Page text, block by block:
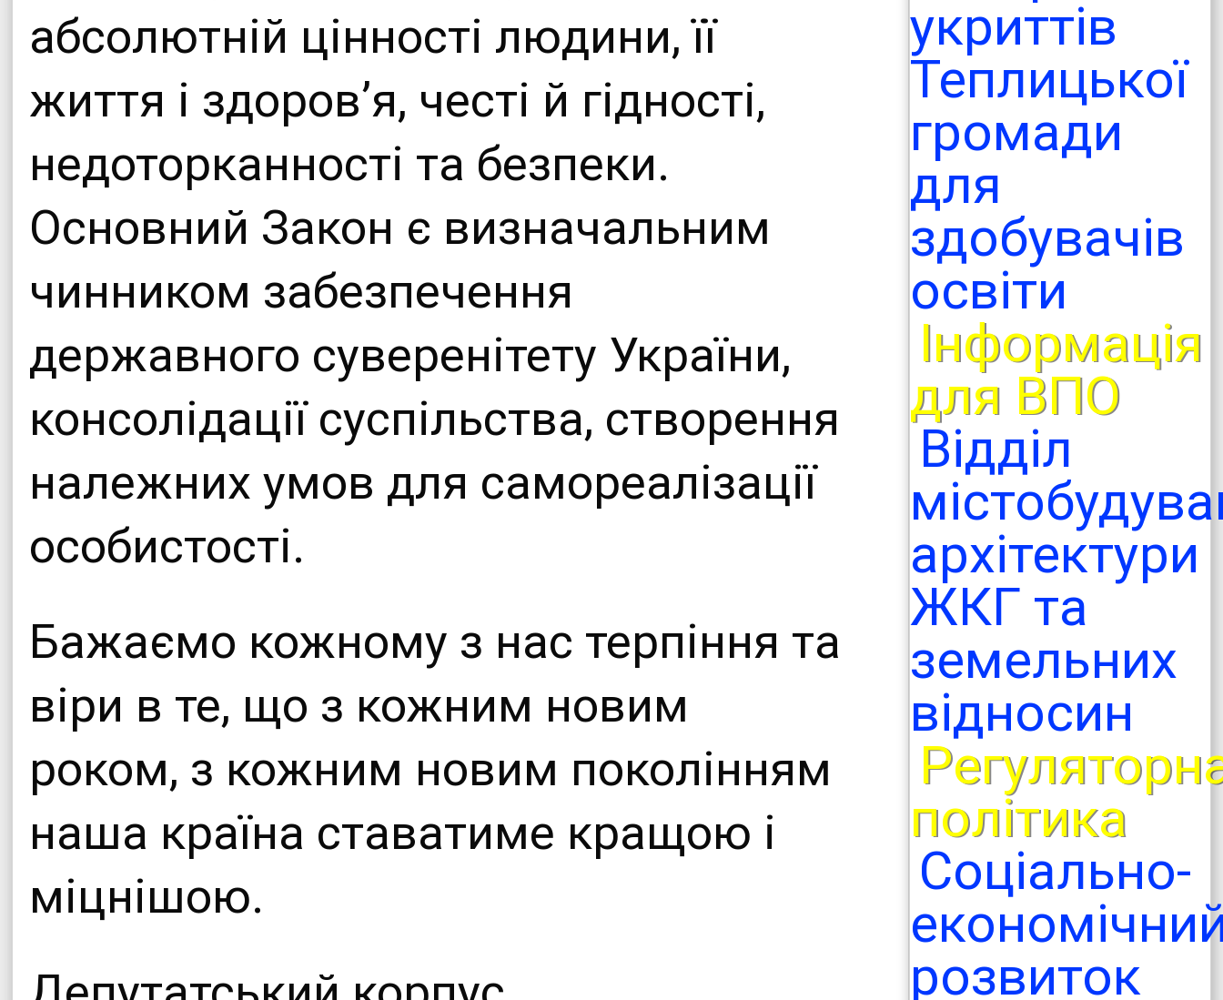
абсолютній цінності людини, її
життя і здоров’я, честі й гідності,
недоторканності та безпеки.
Основний Закон є визначальним
чинником забезпечення
державного суверенітету України,
консолідації суспільства, створення
належних умов для самореалізації
особистості.
Бажаємо кожному з нас терпіння та
віри в те, що з кожним новим
роком, з кожним новим поколінням
наша країна ставатиме кращою і
міцнішою.
укриттів
Теплицької
громади
для
здобувачів
освіти
Інформація
для ВПО
Відділ
архітектури
ЖКГ та
земельних
відносин
політика
Соціально-
розвиток